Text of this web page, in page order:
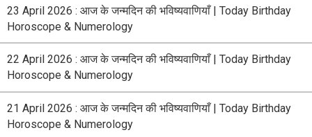
23 April 2026 : आज के जन्मदिन की भविष्यवाणियाँ | Today Birthday
Horoscope & Numerology
22 April 2026 : आज के जन्मदिन की भविष्यवाणियाँ | Today Birthday
Horoscope & Numerology
21 April 2026 : आज के जन्मदिन की भविष्यवाणियाँ | Today Birthday
Horoscope & Numerology